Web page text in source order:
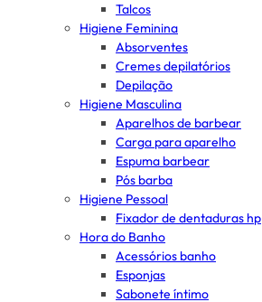
Talcos
Higiene Feminina
Absorventes
Cremes depilatórios
Depilação
Higiene Masculina
Aparelhos de barbear
Carga para aparelho
Espuma barbear
Pós barba
Higiene Pessoal
Fixador de dentaduras hp
Hora do Banho
Acessórios banho
Esponjas
Sabonete íntimo